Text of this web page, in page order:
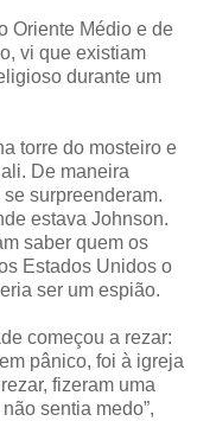
Oriente Médio e de
vi que existiam
durante um
torre do mosteiro e
De maneira
surpreenderam.
estava Johnson.
saber quem os
Estados Unidos o
ser um espião.
começou a rezar:
pânico, foi à igreja
fizeram uma
sentia medo”,